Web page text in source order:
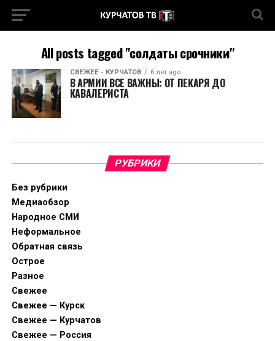
All posts tagged "солдаты срочники"
СВЕЖЕЕ - КУРЧАТОВ 6 лет ago
В АРМИИ ВСЕ ВАЖНЫ: ОТ ПЕКАРЯ ДО
КАВАЛЕРИСТА
РУБРИКИ
Без рубрики
Медиаобзор
Народное СМИ
Неформальное
Обратная связь
Острое
Разное
Свежее
Свежее — Курск
Свежее — Курчатов
Свежее — Россия